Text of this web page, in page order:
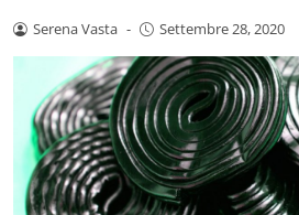
Serena Vasta - Settembre 28, 2020